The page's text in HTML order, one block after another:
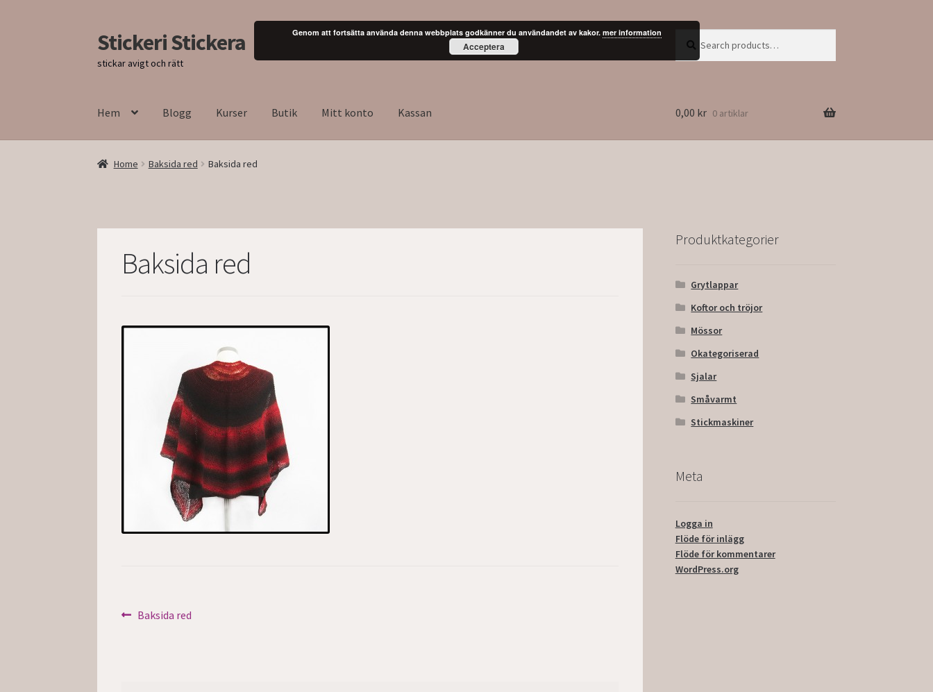
Hoppa
till
navigering
Hoppa
till
innehåll
Stickeri Stickera
stickar avigt och rätt
for:
Hem Blogg Kurser Butik Mitt konto Kassan 0,00 kr 0 artiklar
Home Baksida red Baksida red
Baksida red
Inläggsnavigering
Föregående
Baksida red
Produktkategorier
Grytlappar
Koftor och tröjor
Mössor
Okategoriserad
Sjalar
Småvarmt
Stickmaskiner
Meta
Logga in
Flöde för inlägg
Flöde för kommentarer
WordPress.org
Genom att fortsätta använda denna webbplats godkänner du användandet av kakor. mer information
Acceptera